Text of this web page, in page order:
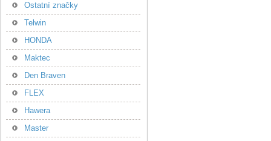
Ostatní značky
Telwin
HONDA
Maktec
Den Braven
FLEX
Hawera
Master